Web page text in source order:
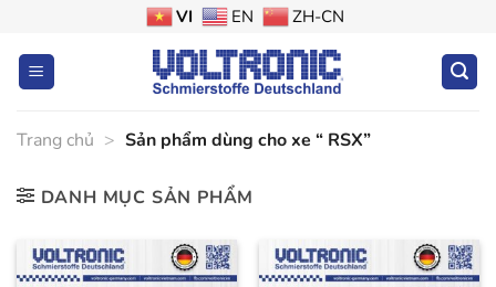
dung
VI EN ZH-CN
Trang chủ > Sản phẩm dùng cho xe “ RSX”
DANH MỤC SẢN PHẨM